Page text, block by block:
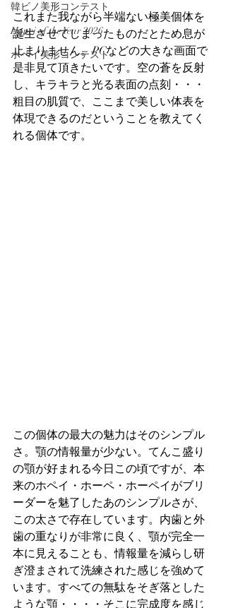
韓ビノ美形コンテスト
Hopei of the Year 2026
ホペイ美形コンテスト
これまた我ながら半端ない極美個体を
誕生させてしまったものだとため息が
止まりません。PCなどの大きな画面で
是非見て頂きたいです。空の蒼を反射
し、キラキラと光る表面の点刻・・・
粗目の肌質で、ここまで美しい体表を
体現できるのだということを教えてく
れる個体です。
この個体の最大の魅力はそのシンプル
さ。顎の情報量が少ない。てんこ盛り
の顎が好まれる今日この頃ですが、本
来のホペイ・ホーペ・ホーペイがブリ
ーダーを魅了したあのシンプルさが、
この太さで存在しています。内歯と外
歯の重なりが非常に良く、顎が完全一
本に見えることも、情報量を減らし研
ぎ澄まされて洗練された感じを強めて
います。すべての無駄をそぎ落とした
ような顎・・・・そこに完成度を感じ